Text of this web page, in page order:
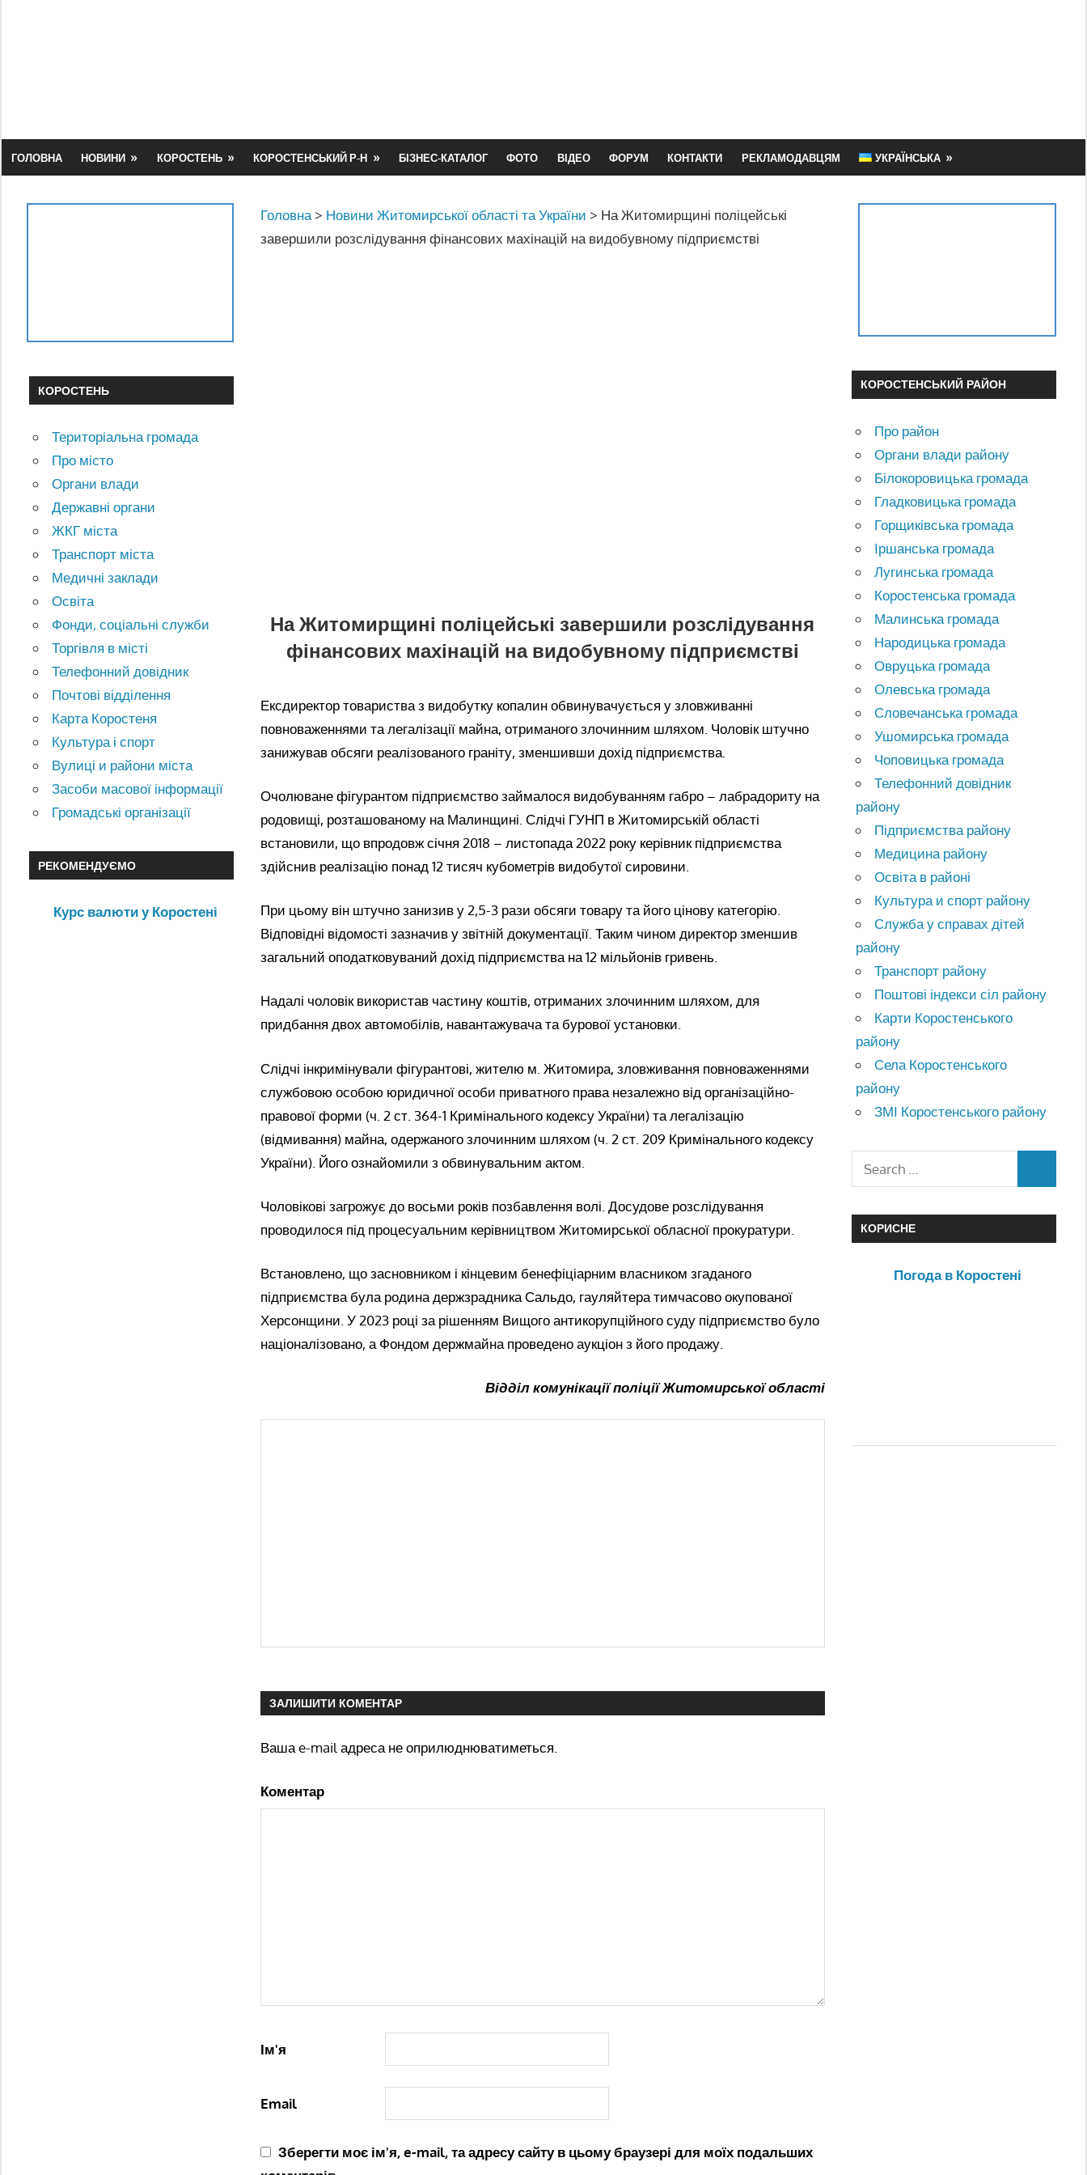
ГОЛОВНА НОВИНИ КОРОСТЕНЬ КОРОСТЕНСЬКИЙ Р-Н БІЗНЕС-КАТАЛОГ ФОТО ВІДЕО ФОРУМ КОНТАКТИ РЕКЛАМОДАВЦЯМ УКРАЇНСЬКА
Головна > Новини Житомирської області та України > На Житомирщині поліцейські
завершили розслідування фінансових махінацій на видобувному підприємстві
На Житомирщині поліцейські завершили розслідування
фінансових махінацій на видобувному підприємстві
Ексдиректор товариства з видобутку копалин обвинувачується у зловживанні
повноваженнями та легалізації майна, отриманого злочинним шляхом. Чоловік штучно
занижував обсяги реалізованого граніту, зменшивши дохід підприємства.
Очолюване фігурантом підприємство займалося видобуванням габро – лабрадориту на
родовищі, розташованому на Малинщині. Слідчі ГУНП в Житомирській області
встановили, що впродовж січня 2018 – листопада 2022 року керівник підприємства
здійснив реалізацію понад 12 тисяч кубометрів видобутої сировини.
При цьому він штучно занизив у 2,5-3 рази обсяги товару та його цінову категорію.
Відповідні відомості зазначив у звітній документації. Таким чином директор зменшив
загальний оподатковуваний дохід підприємства на 12 мільйонів гривень.
Надалі чоловік використав частину коштів, отриманих злочинним шляхом, для
придбання двох автомобілів, навантажувача та бурової установки.
Слідчі інкримінували фігурантові, жителю м. Житомира, зловживання повноваженнями
службовою особою юридичної особи приватного права незалежно від організаційно-
правової форми (ч. 2 ст. 364-1 Кримінального кодексу України) та легалізацію
(відмивання) майна, одержаного злочинним шляхом (ч. 2 ст. 209 Кримінального кодексу
України). Його ознайомили з обвинувальним актом.
Чоловікові загрожує до восьми років позбавлення волі. Досудове розслідування
проводилося під процесуальним керівництвом Житомирської обласної прокуратури.
Встановлено, що засновником і кінцевим бенефіціарним власником згаданого
підприємства була родина держзрадника Сальдо, гауляйтера тимчасово окупованої
Херсонщини. У 2023 році за рішенням Вищого антикорупційного суду підприємство було
націоналізовано, а Фондом держмайна проведено аукціон з його продажу.
Відділ комунікації поліції Житомирської області
ЗАЛИШИТИ КОМЕНТАР
Ваша e-mail адреса не оприлюднюватиметься.
Коментар
Ім'я
Email
Зберегти моє ім'я, e-mail, та адресу сайту в цьому браузері для моїх подальших
КОРОСТЕНЬ
Територіальна громада
Про місто
Органи влади
Державні органи
ЖКГ міста
Транспорт міста
Медичні заклади
Освіта
Фонди, соціальні служби
Торгівля в місті
Телефонний довідник
Почтові відділення
Карта Коростеня
Культура і спорт
Вулиці и райони міста
Засоби масової інформації
Громадські організації
РЕКОМЕНДУЄМО
Курс валюти у Коростені
КОРОСТЕНСЬКИЙ РАЙОН
Про район
Органи влади району
Білокоровицька громада
Гладковицька громада
Горщиківська громада
Іршанська громада
Лугинська громада
Коростенська громада
Малинська громада
Народицька громада
Овруцька громада
Олевська громада
Словечанська громада
Ушомирська громада
Чоповицька громада
Телефонний довідник
району
Підприємства району
Медицина району
Освіта в районі
Культура и спорт району
Служба у справах дітей
району
Транспорт району
Поштові індекси сіл району
Карти Коростенського
району
Села Коростенського
району
ЗМІ Коростенського району
КОРИСНЕ
Погода в Коростені